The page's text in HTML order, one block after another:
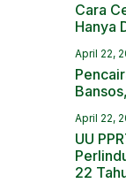
Cara
Hanya
April 22,
April 22,
UU
22